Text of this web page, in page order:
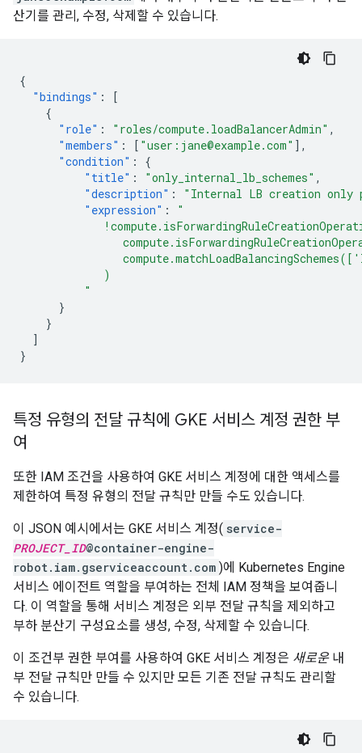
산기를 관리, 수정, 삭제할 수 있습니다.
{
"bindings" :
[
{
"role" : "roles/compute.loadBalancerAdmin" ,
"members" : [ "user:jane@example.com" ],
"condition" :
{
"title" : "only_internal_lb_schemes" ,
"description" :
"Internal LB creation only
"expression" :
"
             )
          "
}
}
]
}
특정 유형의 전달 규칙에 GKE 서비스 계정 권한 부
여
또한 IAM 조건을 사용하여 GKE 서비스 계정에 대한 액세스를
제한하여 특정 유형의 전달 규칙만 만들 수도 있습니다.
이 JSON 예시에서는 GKE 서비스 계정( service-
PROJECT_ID@container-engine-
robot.iam.gserviceaccount.com )에 Kubernetes Engine
서비스 에이전트 역할을 부여하는 전체 IAM 정책을 보여줍니
다. 이 역할을 통해 서비스 계정은 외부 전달 규칙을 제외하고
부하 분산기 구성요소를 생성, 수정, 삭제할 수 있습니다.
이 조건부 권한 부여를 사용하여 GKE 서비스 계정은 새로운내
부 전달 규칙만 만들 수 있지만 모든 기존 전달 규칙도 관리할
수 있습니다.